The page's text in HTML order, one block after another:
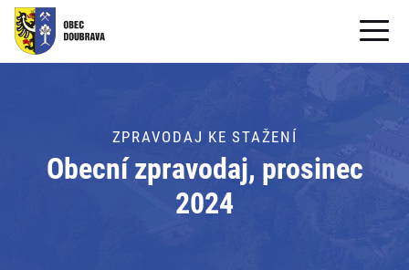
OBECNÍ ÚŘAD
PRO OBČANY
Formuláře ke stažení
ZPRAVODAJ KE STAŽENÍ
Obecní zpravodaj, prosinec
2024